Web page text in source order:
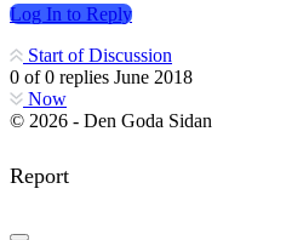
Log In to Reply
Start of Discussion
0 of0 replies June 2018
Now
© 2026 - Den Goda Sidan
Report